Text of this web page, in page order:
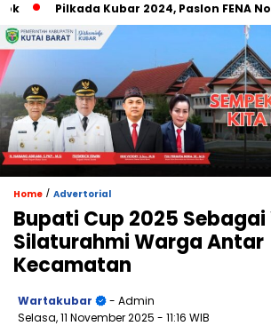
Pilkada Kubar 2024, Paslon FENA
Home / Advertorial
Bupati Cup 2025
Silaturahmi Warga Antar
Kecamatan
Wartakubar
- Admin
Selasa, 11 November 2025 - 11:16 WIB